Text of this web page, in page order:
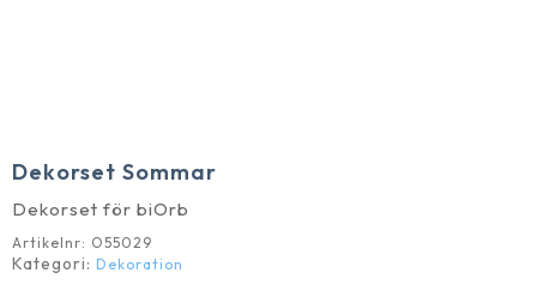
Dekorset Sommar
Dekorset för biOrb
Artikelnr: O55029
Kategori: Dekoration